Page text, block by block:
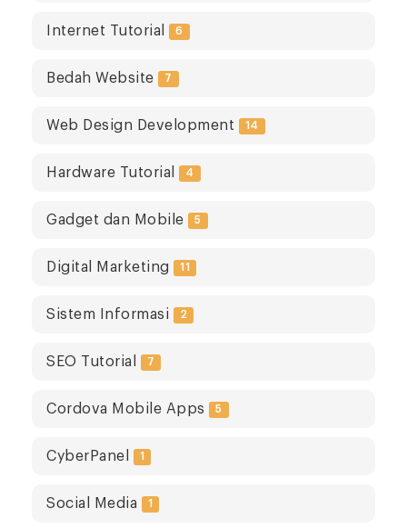
Internet Tutorial 6
Bedah Website 7
Web Design Development 14
Hardware Tutorial 4
Gadget dan Mobile 5
Digital Marketing 11
Sistem Informasi 2
SEO Tutorial 7
Cordova Mobile Apps 5
CyberPanel 1
Social Media 1